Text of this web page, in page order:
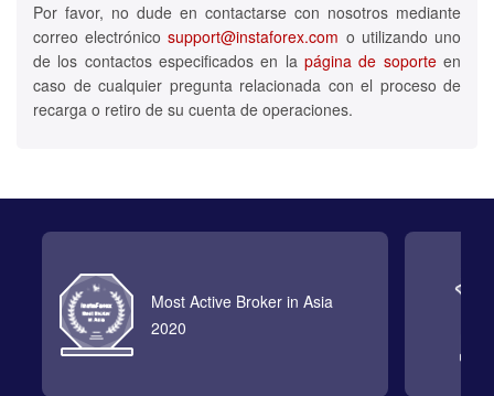
Por favor, no dude en contactarse con nosotros mediante
correo electrónicosupport@instaforex.com o utilizando uno
de los contactos especificados en la página de soporteen
caso de cualquier pregunta relacionada con el proceso de
recarga o retiro de su cuenta de operaciones.
Most Active Broker in Asia
2020